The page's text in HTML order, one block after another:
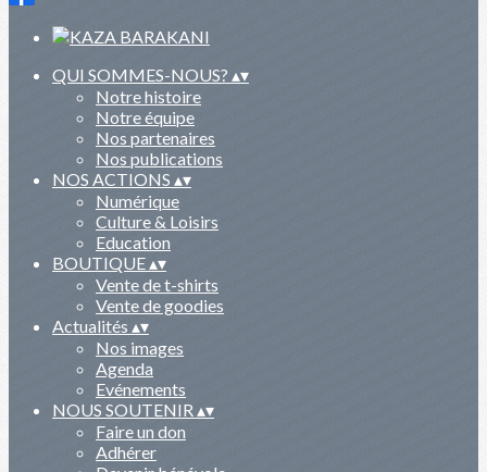
QUI SOMMES-NOUS? ▴▾
Notre histoire
Notre équipe
Nos partenaires
Nos publications
NOS ACTIONS ▴▾
Numérique
Culture & Loisirs
Education
BOUTIQUE▴▾
Vente de t-shirts
Vente de goodies
Actualités ▴▾
Nos images
Agenda
Evénements
NOUS SOUTENIR▴▾
Faire un don
Adhérer